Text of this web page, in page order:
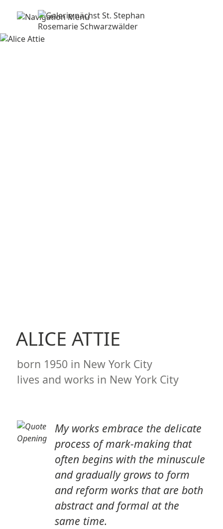
ALICE ATTIE
born 1950 in New York City
lives and works in New York City
My works embrace the delicate
process of mark-making that
often begins with the minuscule
and gradually grows to form
and reform works that are both
abstract and formal at the
same time.